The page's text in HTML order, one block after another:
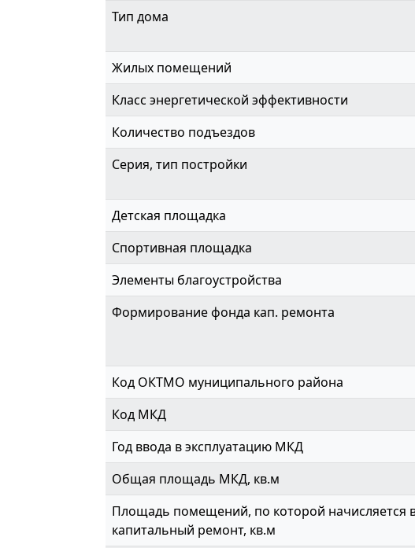
Тип дома
Жилых помещений
Класс энергетической эффективности
Количество подъездов
Серия, тип постройки
Детская площадка
Спортивная площадка
Элементы благоустройства
Формирование фонда кап. ремонта
Код ОКТМО муниципального района
Код МКД
Год ввода в эксплуатацию МКД
Общая площадь МКД, кв.м
Площадь помещений, по которой начисляется
капитальный ремонт, кв.м